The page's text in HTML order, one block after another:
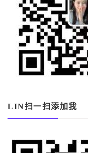
LIN扫一扫添加我